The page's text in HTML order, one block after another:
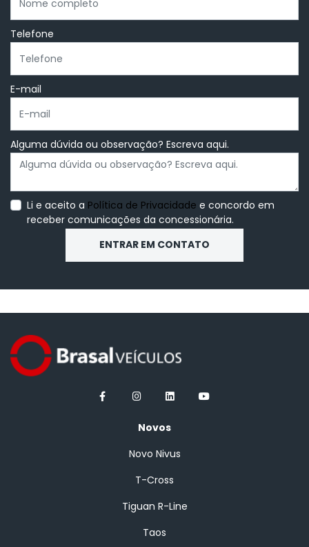
Telefone
E-mail
Alguma dúvida ou observação? Escreva aqui.
Li e aceito a Política de Privacidade e concordo em
receber comunicações da concessionária.
ENTRAR EM CONTATO
Novos
Novo Nivus
T-Cross
Tiguan R-Line
Taos